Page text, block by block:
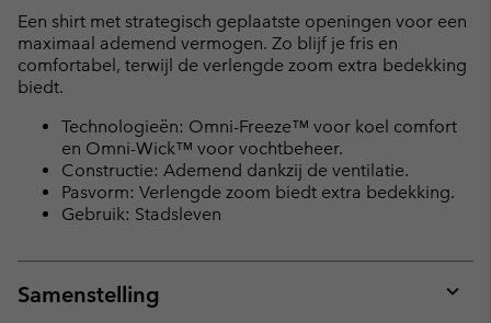
Een shirt met strategisch geplaatste openingen voor een
maximaal ademend vermogen. Zo blijf je fris en
comfortabel, terwijl de verlengde zoom extra bedekking
biedt.
Technologieën: Omni-Freeze™ voor koel comfort
en Omni-Wick™ voor vochtbeheer.
Constructie: Ademend dankzij de ventilatie.
Pasvorm: Verlengde zoom biedt extra bedekking.
Gebruik: Stadsleven
Samenstelling